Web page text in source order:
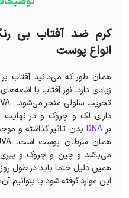
انواع پوست
همان طور که می‌دانید آفتاب
دارای لک و چروک و در نهایت
برDNA بدن تاثیر گذاشته و
می‌باشد و چین و چروک و
همین دلیل حتما باید در طول روز
این موارد گرفته شود یا بتوانیم